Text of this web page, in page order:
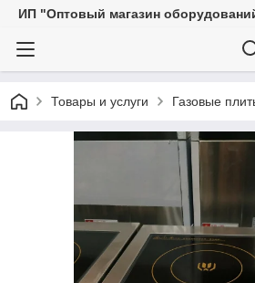
ИП "Оптовый магазин
Товары и услуги Газовые